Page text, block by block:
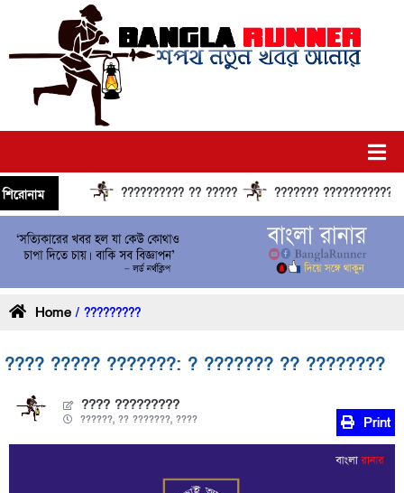
শিরোনাম ?????????? ?? ????? ??????? ??????????????
Home / ?????????
???? ????? ???????: ? ??????? ?? ????????
???? ?????????
??????, ?? ???????, ???? Print